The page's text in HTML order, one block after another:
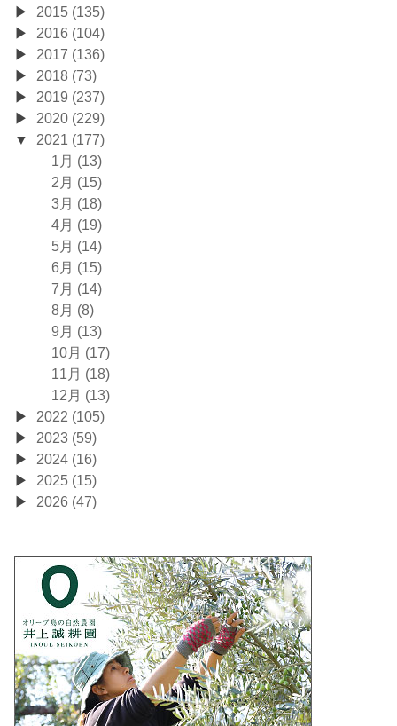
2015 (135)
2016 (104)
2017 (136)
2018 (73)
2019 (237)
2020 (229)
2021 (177)
1月 (13)
2月 (15)
3月 (18)
4月 (19)
5月 (14)
6月 (15)
7月 (14)
8月 (8)
9月 (13)
10月 (17)
11月 (18)
12月 (13)
2022 (105)
2023 (59)
2024 (16)
2025 (15)
2026 (47)